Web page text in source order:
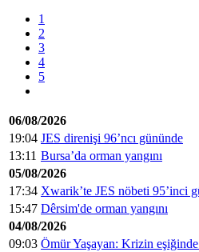
1
2
3
4
5
06/08/2026
19:04 JES direnişi 96’ncı gününde
13:11 Bursa’da orman yangını
05/08/2026
17:34 Xwarik’te JES nöbeti 95’inci
15:47 Dêrsim'de orman yangını
04/08/2026
09:03 Ömür Yaşayan: Krizin eşiğinde